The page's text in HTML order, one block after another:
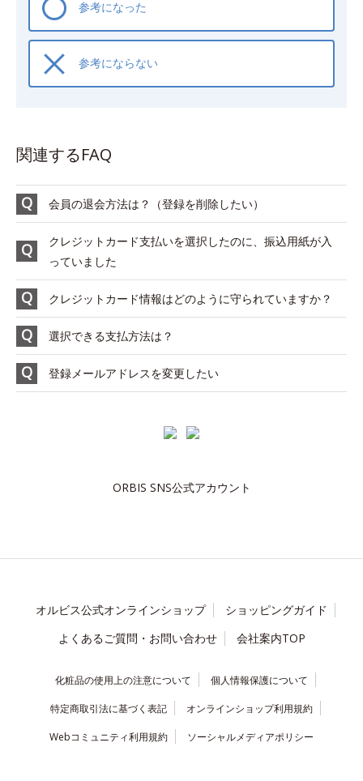
参考になった
参考にならない
関連するFAQ
会員の退会方法は？（登録を削除したい）
クレジットカード支払いを選択したのに、振込用紙が入
っていました
クレジットカード情報はどのように守られていますか？
選択できる支払方法は？
登録メールアドレスを変更したい
ORBIS SNS公式アカウント
オルビス公式オンラインショップ
ショッピングガイド
よくあるご質問・お問い合わせ
会社案内TOP
化粧品の使用上の注意について 個人情報保護について
特定商取引法に基づく表記 オンラインショップ利用規約
Webコミュニティ利用規約 ソーシャルメディアポリシー